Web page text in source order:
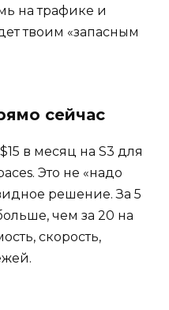
на трафике и
твоим «запасным
сейчас
в месяц на S3 для
Это не «надо
решение. За 5
чем за 20 на
скорость,